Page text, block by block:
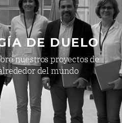
DE DUELO
nuestros proyectos de
del mundo